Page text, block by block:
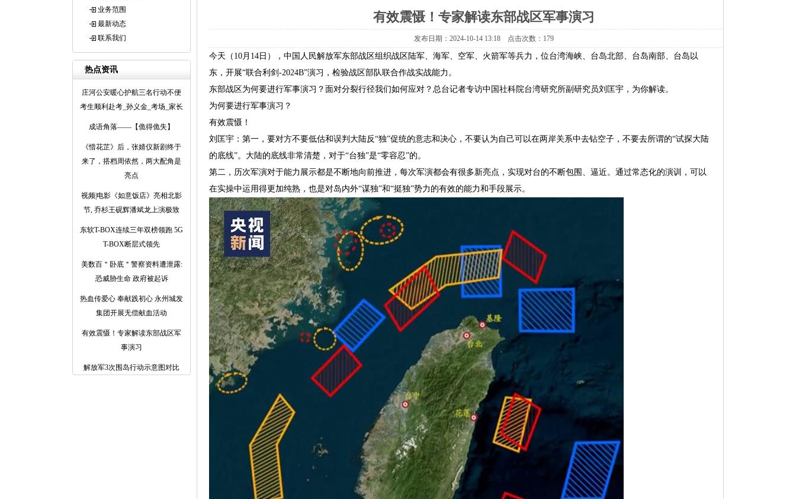
业务范围
最新动态
联系我们
热点资讯
庄河公安暖心护航三名行动不便
考生顺利赴考_孙义金_考场_家长
成语角落——【佹得佹失】
《惜花芷》后，张婧仪新剧终于
来了，搭档周依然，两大配角是
亮点
视频|电影《如意饭店》亮相北影
节, 乔杉王砚辉潘斌龙上演极致
东软T-BOX连续三年双榜领跑 5G
T-BOX断层式领先
美数百＂卧底＂警察资料遭泄露:
恐威胁生命 政府被起诉
热血传爱心 奉献践初心 永州城发
集团开展无偿献血活动
有效震慑！专家解读东部战区军
事演习
解放军3次围岛行动示意图对比
有效震慑！专家解读东部战区军事演习
发布日期：2024-10-14 13:18 点击次数：179
今天（10月14日），中国人民解放军东部战区组织战区陆军、海军、空军、火箭军等兵力，位台湾海峡、台岛北部、台岛南部、台岛以
东，开展“联合利剑-2024B”演习，检验战区部队联合作战实战能力。
东部战区为何要进行军事演习？面对分裂行径我们如何应对？总台记者专访中国社科院台湾研究所副研究员刘匡宇，为你解读。
为何要进行军事演习？
有效震慑！
刘匡宇：第一，要对方不要低估和误判大陆反“独”促统的意志和决心，不要认为自己可以在两岸关系中去钻空子，不要去所谓的“试探大陆
的底线”。大陆的底线非常清楚，对于“台独”是“零容忍”的。
第二，历次军演对于能力展示都是不断地向前推进，每次军演都会有很多新亮点，实现对台的不断包围、逼近。通过常态化的演训，可以
在实操中运用得更加纯熟，也是对岛内外“谋独”和“挺独”势力的有效的能力和手段展示。